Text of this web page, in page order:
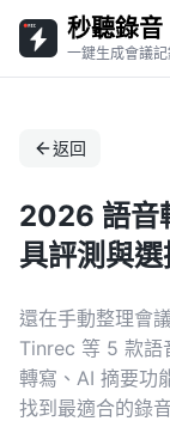
秒聽錄音
一鍵生成會議
返回
2026 語音
具評測與選
還在手動整理會
Tinrec 等 5 款語
轉寫、AI 摘要功
找到最適合的錄